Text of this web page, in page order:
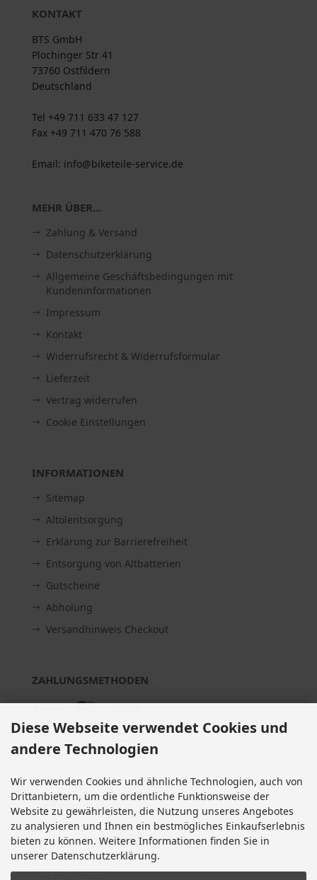
KONTAKT
BTS GmbH
Plochinger Str 41
73760 Ostfildern
Deutschland
Tel +49 711 633 47 127
Fax +49 711 470 76 588
Email: info@biketeile-service.de
MEHR ÜBER...
Zahlung & Versand
Datenschutzerklärung
Allgemeine Geschäftsbedingungen mit
Kundeninformationen
Impressum
Kontakt
Widerrufsrecht & Widerrufsformular
Lieferzeit
Vertrag widerrufen
Cookie Einstellungen
INFORMATIONEN
Sitemap
Altölentsorgung
Erklärung zur Barrierefreiheit
Entsorgung von Altbatterien
Gutscheine
Abholung
Versandhinweis Checkout
ZAHLUNGSMETHODEN
★★★★★
Über280.000positive Bewertungen
Mehr als eine halbe Million Verkäufe
SOCIAL MEDIA
Diese Webseite verwendet Cookies und
andere Technologien
Wir verwenden Cookies und ähnliche Technologien, auch von
Drittanbietern, um die ordentliche Funktionsweise der
Website zu gewährleisten, die Nutzung unseres Angebotes
zu analysieren und Ihnen ein bestmögliches Einkaufserlebnis
bieten zu können. Weitere Informationen finden Sie in
unserer Datenschutzerklärung.